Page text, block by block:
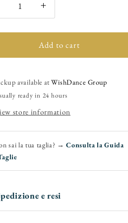
Decrease
Increase
quantity
for
Onda
QD
(BI-
Flex)
Women&#39;s
Satin
with
Criss-
Add to cart
available atWishDance Group
ready in 24 hours
store information
sai la tua taglia? →Consulta la Guida
e resi